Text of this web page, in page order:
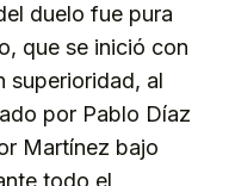
duelo fue pura
que se inició con
superioridad, al
por Pablo Díaz
Martínez bajo
todo el